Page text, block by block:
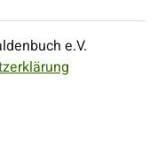
e.V.